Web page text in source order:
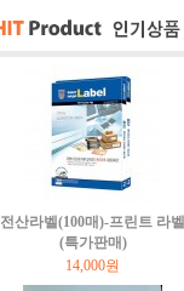
전산라벨(100매)-프린트 라벨
(특가판매)
14,000원